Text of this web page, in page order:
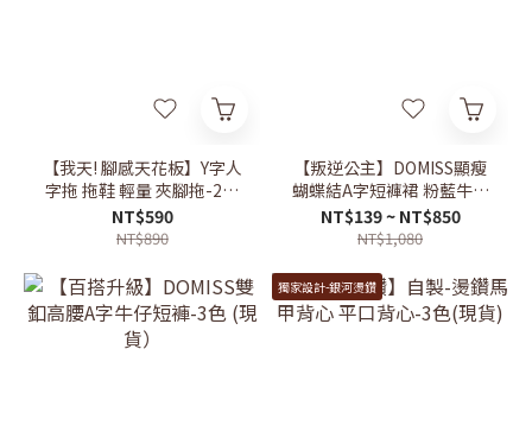
【我天! 腳感天花板】Y字人
字拖 拖鞋 輕量 夾腳拖-2色
(現貨)
NT$590
NT$890
【叛逆公主】DOMISS顯瘦
蝴蝶結A字短褲裙 粉藍牛仔
褲裙(現貨)
NT$139 ~ NT$850
NT$1,080
獨家設計-銀河燙鑽